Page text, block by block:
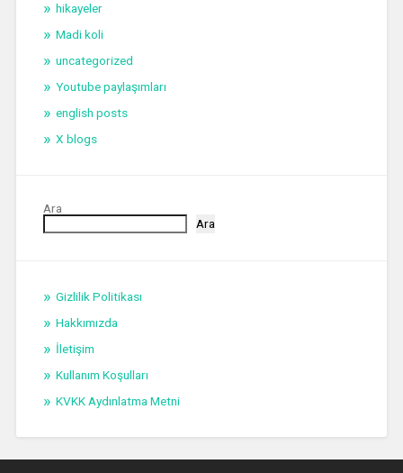
hikayeler
Madi koli
uncategorized
Youtube paylaşımları
english posts
X blogs
Ara
Ara
Gizlilik Politikası
Hakkımızda
İletişim
Kullanım Koşulları
KVKK Aydınlatma Metni